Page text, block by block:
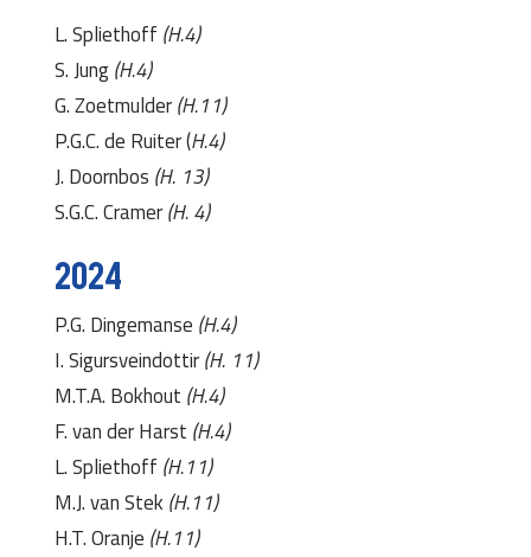
L. Spliethoff (H.4)
S. Jung(H.4)
G. Zoetmulder(H.11)
P.G.C. de Ruiter (H.4)
J. Doornbos (H. 13)
S.G.C. Cramer(H. 4)
2024
P.G. Dingemanse (H.4)
I. Sigursveindottir(H. 11)
M.T.A. Bokhout (H.4)
F. van der Harst (H.4)
L. Spliethoff (H.11)
M.J. van Stek(H.11)
H.T. Oranje (H.11)